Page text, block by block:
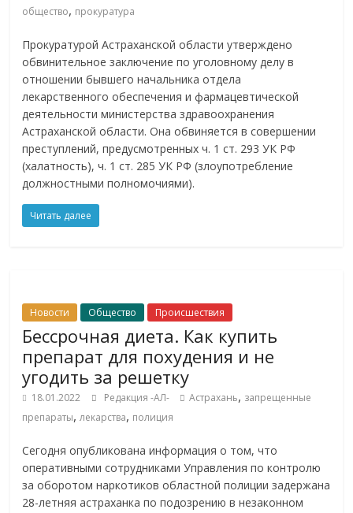
общество, прокуратура
Прокуратурой Астраханской области утверждено
обвинительное заключение по уголовному делу в
отношении бывшего начальника отдела
лекарственного обеспечения и фармацевтической
деятельности министерства здравоохранения
Астраханской области. Она обвиняется в совершении
преступлений, предусмотренных ч. 1 ст. 293 УК РФ
(халатность), ч. 1 ст. 285 УК РФ (злоупотребление
должностными полномочиями).
Читать далее
Новости Общество Происшествия
Бессрочная диета. Как купить
препарат для похудения и не
угодить за решетку
18.01.2022 Редакция -АЛ- Астрахань, запрещенные
препараты,лекарства, полиция
Сегодня опубликована информация о том, что
оперативными сотрудниками Управления по контролю
за оборотом наркотиков областной полиции задержана
28-летняя астраханка по подозрению в незаконном